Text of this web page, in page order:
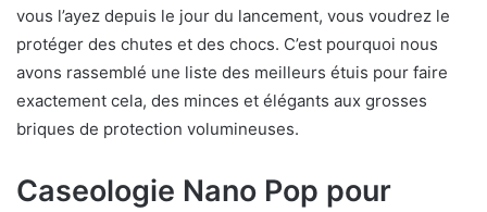
vous l’ayez depuis le jour du lancement, vous voudrez le
protéger des chutes et des chocs. C’est pourquoi nous
avons rassemblé une liste des meilleurs étuis pour faire
exactement cela, des minces et élégants aux grosses
briques de protection volumineuses.
Caseologie Nano Pop pour